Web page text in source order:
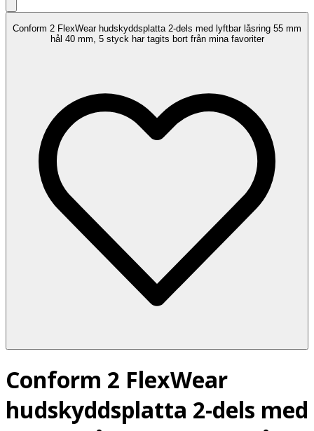
Conform 2 FlexWear hudskyddsplatta 2-dels med lyftbar låsring 55 mm
hål 40 mm, 5 styck har tagits bort från mina favoriter
Conform 2 FlexWear
hudskyddsplatta 2-dels med